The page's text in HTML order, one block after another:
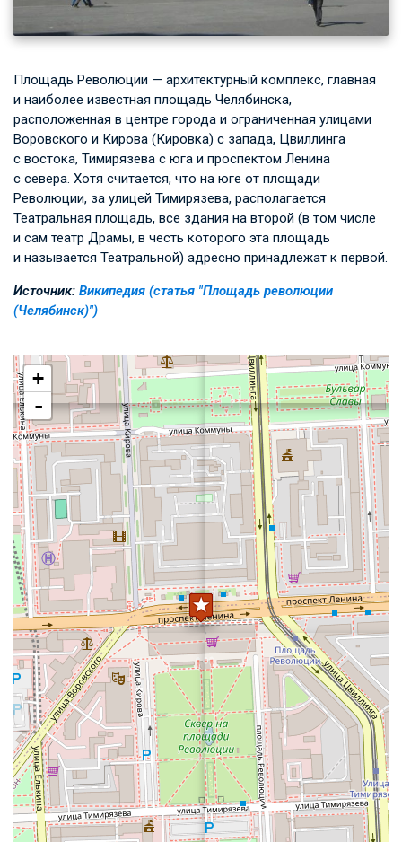
Площадь Революции — архитектурный комплекс, главная
и наиболее известная площадь Челябинска,
расположенная в центре города и ограниченная улицами
Воровского и Кирова (Кировка) с запада, Цвиллинга
с востока, Тимирязева с юга и проспектом Ленина
с севера. Хотя считается, что на юге от площади
Революции, за улицей Тимирязева, располагается
Театральная площадь, все здания на второй (в том числе
и сам театр Драмы, в честь которого эта площадь
и называется Театральной) адресно принадлежат к первой.
Источник: Википедия (статья "Площадь революции
(Челябинск)")
+
-